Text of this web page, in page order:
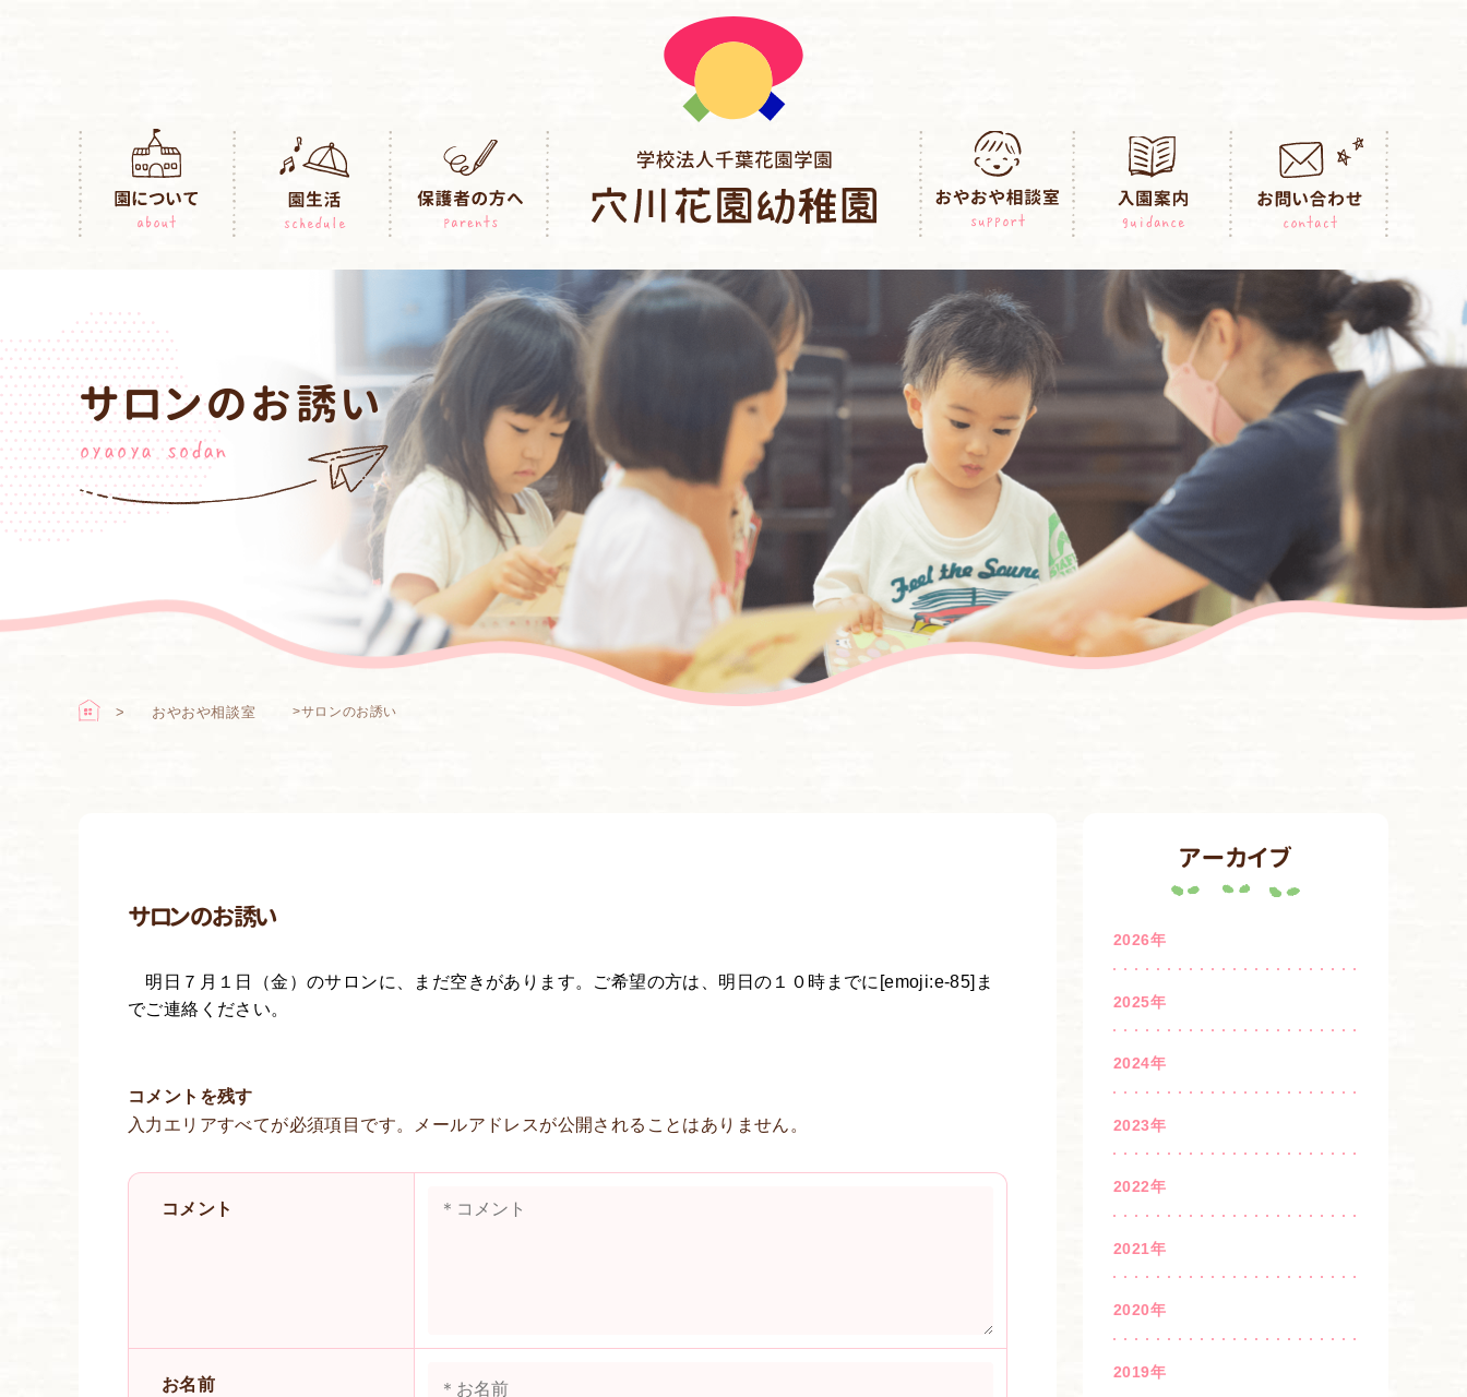
サロンのお誘い
oyaoya sodan
おやおや相談室 >サロンのお誘い
サロンのお誘い
明日７月１日（金）のサロンに、まだ空きがあります。ご希望の方は、明日の１０時までに[emoji:e-85]ま
でご連絡ください。
コメントを残す
入力エリアすべてが必須項目です。メールアドレスが公開されることはありません。
コメント
お名前
アーカイブ
2026年
2025年
2024年
2023年
2022年
2021年
2020年
2019年